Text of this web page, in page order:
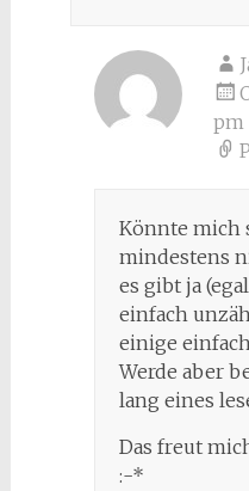
pm
Könnte mich
mindestens
es gibt ja
einfach
einige
Werde aber
lang eines
Das freut
:-*